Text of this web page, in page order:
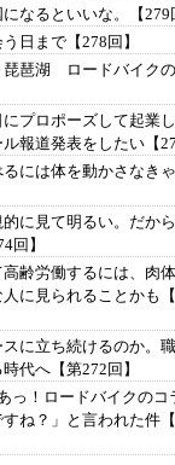
なるといいな。【279
日まで【278回】
琵琶湖 ロードバイク
プロポーズして起業
報道発表をしたい【
には体を動かさなき
的に見て明るい。だか
回】
齢労働するには、肉
に見られることかも
に立ち続けるのか。
代へ【第272回】
っ！ロードバイクのコ
ね？」と言われた件